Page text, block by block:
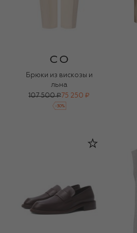
Брюки из вискозы и
льна
107 500 ₽75 250 ₽
-30%